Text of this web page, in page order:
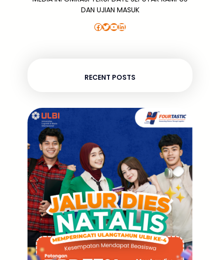
DAN UJIAN MASUK
Facebook Twitter YouTube LinkedIn
RECENT POSTS